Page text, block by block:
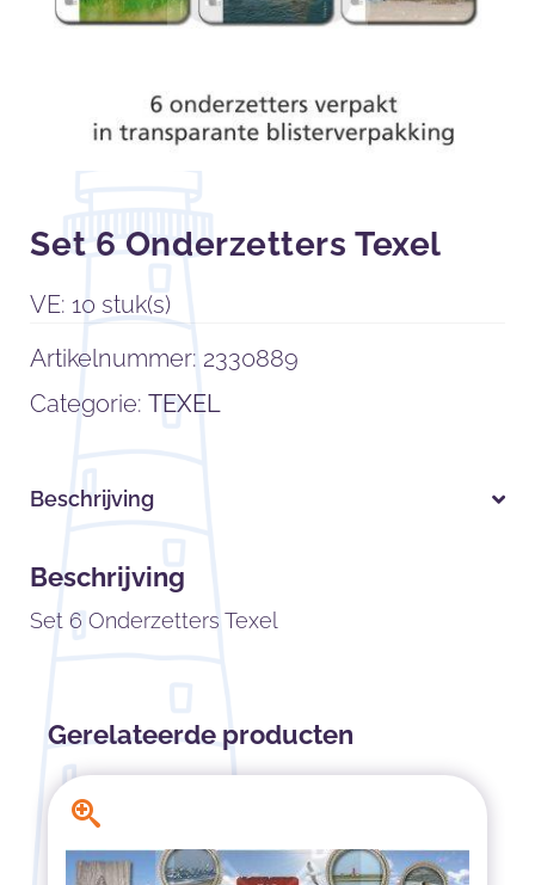
Set 6 Onderzetters Texel
VE: 10 stuk(s)
Artikelnummer: 2330889
Categorie:TEXEL
Beschrijving
Beschrijving
Set 6 Onderzetters Texel
Gerelateerde producten